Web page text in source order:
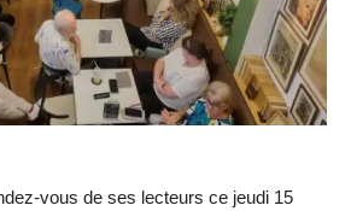
vous de ses lecteurs ce jeudi 15